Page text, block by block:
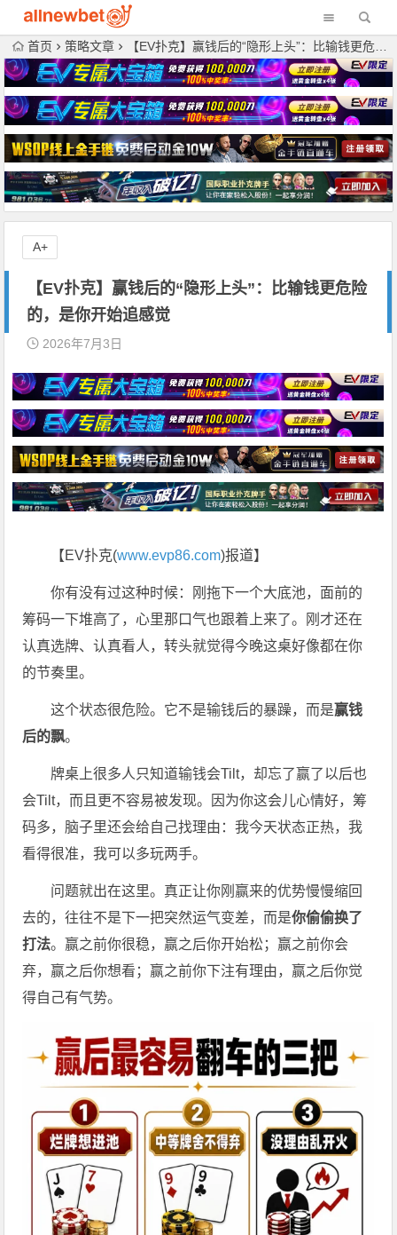
首页 策略文章 【EV扑克】赢钱后的“隐形上头”：比输钱更危险的，是你开始追感觉
【EV扑克】赢钱后的“隐形上头”：比输钱更危险
的，是你开始追感觉
2026年7月3日
【EV扑克(www.evp86.com)报道】
你有没有过这种时候：刚拖下一个大底池，面前的
筹码一下堆高了，心里那口气也跟着上来了。刚才还在
认真选牌、认真看人，转头就觉得今晚这桌好像都在你
的节奏里。
这个状态很危险。它不是输钱后的暴躁，而是赢钱
后的飘。
牌桌上很多人只知道输钱会Tilt，却忘了赢了以后也
会Tilt，而且更不容易被发现。因为你这会儿心情好，筹
码多，脑子里还会给自己找理由：我今天状态正热，我
看得很准，我可以多玩两手。
问题就出在这里。真正让你刚赢来的优势慢慢缩回
去的，往往不是下一把突然运气变差，而是你偷偷换了
打法。赢之前你很稳，赢之后你开始松；赢之前你会
弃，赢之后你想看；赢之前你下注有理由，赢之后你觉
得自己有气势。
A+